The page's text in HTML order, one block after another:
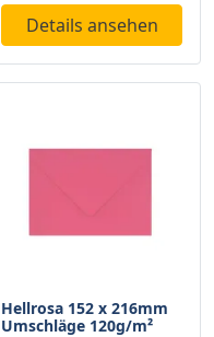
Details ansehen
Hellrosa 152 x 216mm
Umschläge 120g/m²